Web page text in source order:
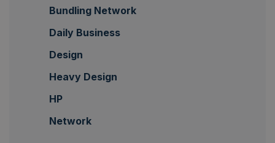
Bundling Network
Daily Business
Design
Heavy Design
HP
Network